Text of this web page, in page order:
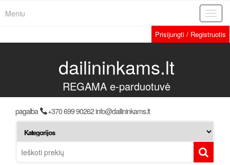
Meniu
Prisijungti / Registruotis
dailininkams.lt
REGAMA e-parduotuvė
pagalba +370 699 90262 info@dailininkams.lt